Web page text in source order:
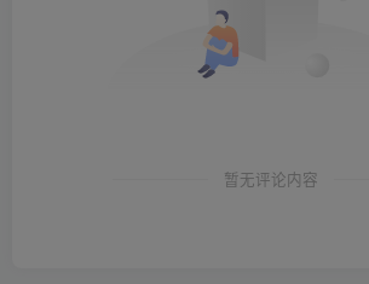
暂无评论内容